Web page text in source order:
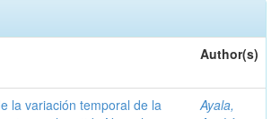
Author(s)
la variación temporal de la
Ayala,